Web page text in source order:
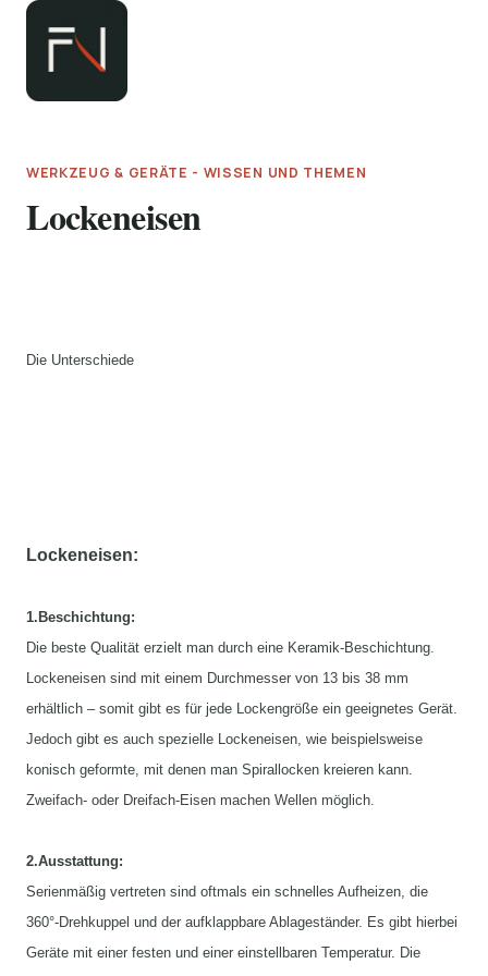
Zum
springen
WERKZEUG & GERÄTE - WISSEN UND THEMEN
Lockeneisen
Die Unterschiede
Lockeneisen:
1.Beschichtung:
Die beste Qualität erzielt man durch eine Keramik-Beschichtung.
Lockeneisen sind mit einem Durchmesser von 13 bis 38 mm
erhältlich – somit gibt es für jede Lockengröße ein geeignetes Gerät.
Jedoch gibt es auch spezielle Lockeneisen, wie beispielsweise
konisch geformte, mit denen man Spirallocken kreieren kann.
Zweifach- oder Dreifach-Eisen machen Wellen möglich.
2.Ausstattung:
Serienmäßig vertreten sind oftmals ein schnelles Aufheizen, die
360°-Drehkuppel und der aufklappbare Ablageständer. Es gibt hierbei
Geräte mit einer festen und einer einstellbaren Temperatur. Die